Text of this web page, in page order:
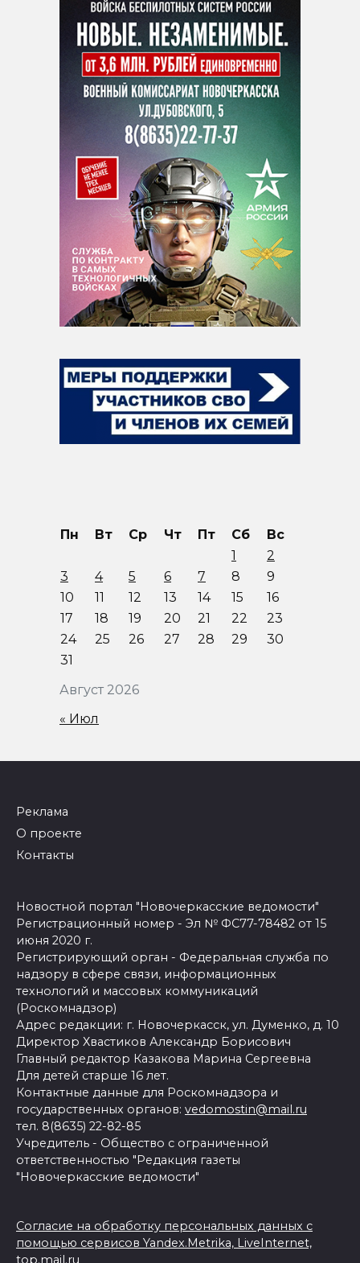
Август 2026
Пн Вт Ср Чт Пт Сб
Вс
1
2
3
4 5 6 7 8
9
10
11 12 13 14 15
16
17
18 19 20 21 22
23
24
25 26 27 28 29
30
31
« Июл
Реклама
О проекте
Контакты
Новостной портал "Новочеркасские ведомости"
Регистрационный номер - Эл № ФС77-78482 от 15
июня 2020 г.
Регистрирующий орган - Федеральная служба по
надзору в сфере связи, информационных
технологий и массовых коммуникаций
(Роскомнадзор)
Адрес редакции: г. Новочеркасск, ул. Думенко, д. 10
Директор Хвастиков Александр Борисович
Главный редактор Казакова Марина Сергеевна
Для детей старше 16 лет.
Контактные данные для Роскомнадзора и
государственных органов: vedomostin@mail.ru
тел. 8(8635) 22-82-85
Учредитель - Общество с ограниченной
ответственностью "Редакция газеты
"Новочеркасские ведомости"
Согласие на обработку персональных данных с
помощью сервисов Yandex.Metrika, LiveInternet,
top.mail.ru